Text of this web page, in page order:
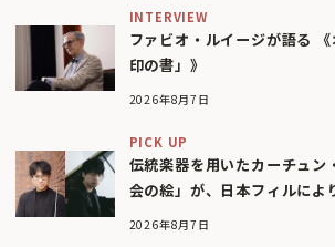
INTERVIEW
ファビオ・ルイージが語る
印の書」》
2026年8月7日
PICK UP
伝統楽器を用いたカーチュン
会の絵」が、日本フィルによ
2026年8月7日